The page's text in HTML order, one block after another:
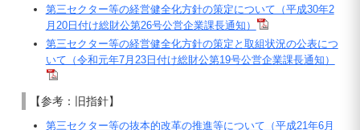
第三セクター等の経営健全化方針の策定について（平成30年2
月20日付け総財公第26号公営企業課長通知）
第三セクター等の経営健全化方針の策定と取組状況の公表につ
いて（令和元年7月23日付け総財公第19号公営企業課長通知）
【参考：旧指針】
第三セクター等の抜本的改革の推進等について（平成21年6月